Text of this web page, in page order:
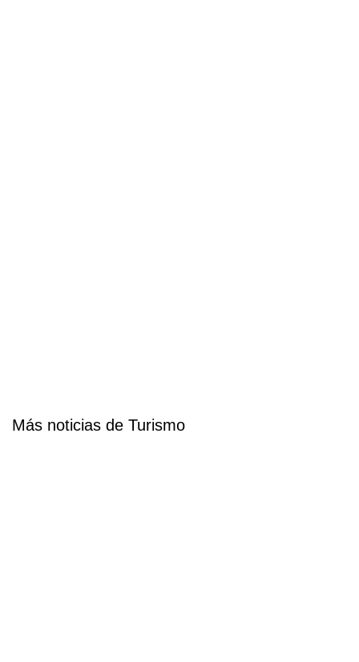
Más noticias de Turismo